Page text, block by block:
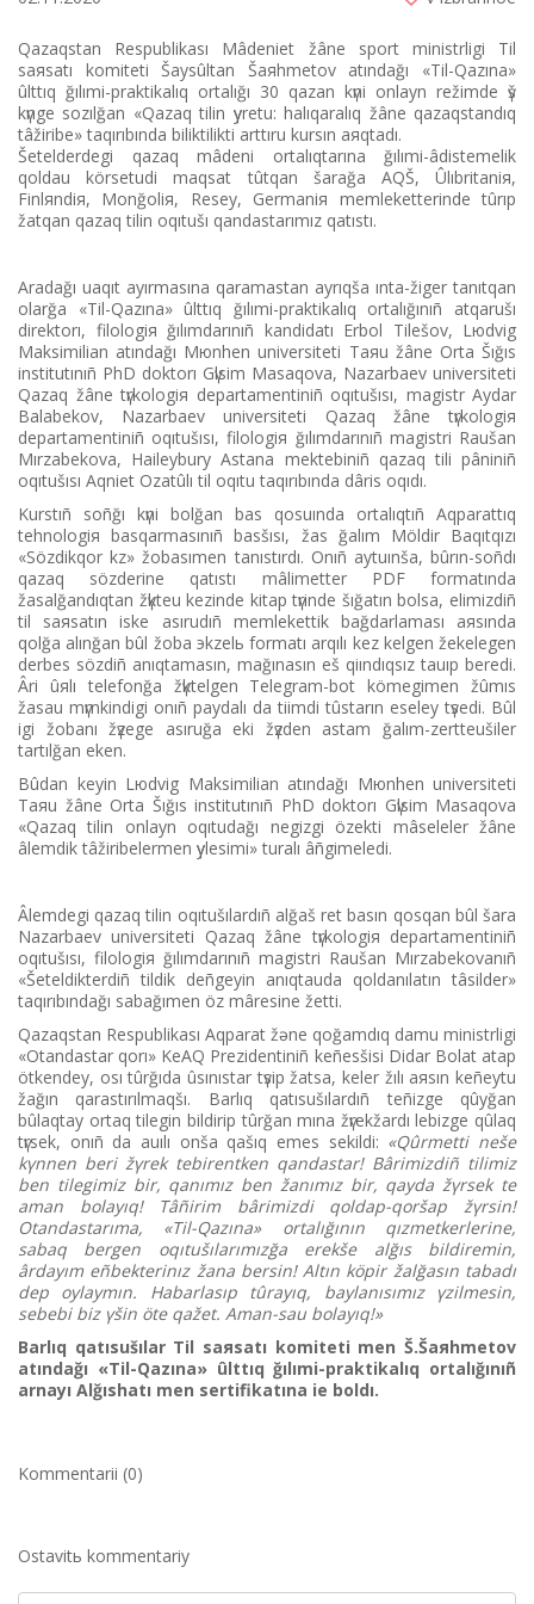
Qazaqstan Respublikası Mâdeniet žâne sport ministrlіgі Tіl
saяsatı komitetі Šaysûltan Šaяhmetov atındağı «Tіl-Qazına»
ûlttıq ğılımi-praktikalıq ortalığı 30 qazan kүnі onlayn režіmde үš
kүnge sozılğan «Qazaq tіlіn үyretu: halıqaralıq žâne qazaqstandıq
tâžіribe» taqırıbında bіlіktіlіktі arttıru kursın aяqtadı.
Šetelderdegі qazaq mâdeni ortalıqtarına ğılımi-âdіstemelіk
qoldau körsetudі maqsat tûtqan šarağa AQŠ, Ûlıbritaniя,
Finlяndiя, Monğoliя, Resey, Germaniя memleketterіnde tûrıp
žatqan qazaq tіlіn oqıtušı qandastarımız qatıstı.
Aradağı uaqıt ayırmasına qaramastan ayrıqša ınta-žіger tanıtqan
olarğa «Tіl-Qazına» ûlttıq ğılımi-praktikalıq ortalığınıñ atqarušı
direktorı, filologiя ğılımdarınıñ kandidatı Erbol Tіlešov, Lюdvig
Maksimilian atındağı Mюnhen universitetі Taяu žâne Orta Šığıs
institutınıñ PhD doktorı Gүlsіm Masaqova, Nazarbaev universitetі
Qazaq žâne tүrkologiя departamentіnіñ oqıtušısı, magistr Aydar
Balabekov,
Nazarbaev universitetі Qazaq žâne tүrkologiя
departamentіnіñ oqıtušısı, filologiя ğılımdarınıñ magistrі Raušan
Mırzabekova, Haileybury Astana mektebіnіñ qazaq tіlі pânіnіñ
oqıtušısı Aqniet Ozatûlı tіl oqıtu taqırıbında dârіs oqıdı.
Kurstıñ soñğı kүnі bolğan bas qosuında ortalıqtıñ Aqparattıq
tehnologiя basqarmasınıñ basšısı, žas ğalım Möldіr Baqıtqızı
«Sözdіkqor kz» žobasımen tanıstırdı. Onıñ aytuınša, bûrın-soñdı
qazaq sözderіne qatıstı mâlіmetter PDF formatında
žasalğandıqtan žүkteu kezіnde kіtap tүrіnde šığatın bolsa, elіmіzdіñ
tіl saяsatın іske asırudıñ memlekettіk bağdarlaması aяsında
qolğa alınğan bûl žoba эkzelь formatı arqılı kez kelgen žekelegen
derbes sözdіñ anıqtamasın, mağınasın eš qiındıqsız tauıp beredі.
Ârі ûяlı telefonğa žүktelgen Telegram-bot kömegіmen žûmıs
žasau mүmkіndіgі onıñ paydalı da tiіmdі tûstarın eseley tүsedі. Bûl
igі žobanı žүzege asıruğa ekі žүzden astam ğalım-zertteušіler
tartılğan eken.
Bûdan keyіn Lюdvig Maksimilian atındağı Mюnhen universitetі
Taяu žâne Orta Šığıs institutınıñ PhD doktorı Gүlsіm Masaqova
«Qazaq tіlіn onlayn oqıtudağı negіzgі özektі mâseleler žâne
âlemdіk tâžіribelermen үylesіmі» turalı âñgіmeledі.
Âlemdegі qazaq tіlіn oqıtušılardıñ alğaš ret basın qosqan bûl šara
Nazarbaev universitetі Qazaq žâne tүrkologiя departamentіnіñ
oqıtušısı, filologiя ğılımdarınıñ magistrі Raušan Mırzabekovanıñ
«Šeteldіkterdіñ tіldіk deñgeyіn anıqtauda qoldanılatın tâsіlder»
taqırıbındağı sabağımen öz mâresіne žettі.
Qazaqstan Respublikası Aqparat žəne qoğamdıq damu ministrlіgі
«Otandastar qorı» KeAQ Prezidentіnіñ keñesšіsі Didar Bolat atap
ötkendey, osı tûrğıda ûsınıstar tүsіp žatsa, keler žılı aяsın keñeytu
žağın qarastırılmaqšı. Barlıq qatısušılardıñ teñіzge qûyğan
bûlaqtay ortaq tіlegіn bіldіrіp tûrğan mına žүrekžardı lebіzge qûlaq
tүrsek, onıñ da auılı onša qašıq emes sekіldі: «Qûrmettі neše
kүnnen berі žүrek tebіrentken qandastar! Bârіmіzdіñ tіlіmіz
ben tіlegіmіz bіr, qanımız ben žanımız bіr, qayda žүrsek te
aman bolayıq! Tâñіrіm bârіmіzdі qoldap-qoršap žүrsіn!
Otandastarıma, «Tіl-Qazına» ortalığının qızmetkerlerіne,
sabaq bergen oqıtušılarımızğa erekše alğıs bіldіremіn,
ârdayım eñbekterіnız žana bersіn! Altın köpіr žalğasın tabadı
dep oylaymın. Habarlasıp tûrayıq, baylanısımız үzіlmesіn,
sebebі bіz үšіn öte qažet. Aman-sau bolayıq!»
Barlıq qatısušılar Tіl saяsatı komitetі men Š.Šaяhmetov
atındağı «Tіl-Qazına» ûlttıq ğılımi-praktikalıq ortalığınıñ
arnayı Alğıshatı men sertifikatına ie boldı.
Kommentarii (0)
Ostavitь kommentariy